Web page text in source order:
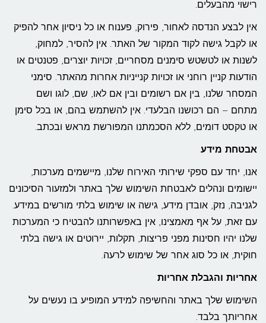
רישוי מהבעלים.
אין לבצע הנדסה לאחור, פירוק, פענוח או כל ניסיון אחר להפיק
או לקבל גישה לקוד המקור של האתר. אין להסיר, למחוק,
לשנות או לטשטש סימנים מסחריים, זכויות יוצרים, פטנטים או
הודעות קניין רוחני או זכויות קנייניות אחרות מהאתר. סימני
המסחר שלנו, בין אם רשומים ובין אם לאו, שם, לוגו ושם
מתחם – הם רכושנו הבלעדי. אין להשתמש בהם, או בכל סימן
או טקסט דומים, ללא הסכמתנו המפורשת מראש ובכתב.
אבטחת מידע
אנו, יחד עם ספקי שירותי האירוח שלנו, מיישמים מערכות,
יישומים ונהלים לאבטחת השימוש שלך באתר ולמזעור הסיכונים
לגניבה, נזק, אובדן מידע, גישה או שימוש בלתי מורשים במידע.
עם זאת, על אף מאמצינו, אין באפשרותנו להבטיח כי המערכות
שלנו יהיו חסינות מפני פריצות, תקלות, יירוטים או גישה בלתי
חוקית, או כל סוג אחר של שימוש לרעה.
אחריות והגבלת אחריות
השימוש שלך באתר והחשיפה למידע המופיע בו נעשים על
אחריותך בלבד.